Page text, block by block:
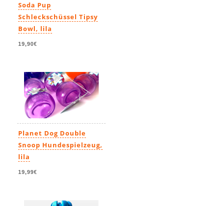
Soda Pup
Schleckschüssel Tipsy
Bowl, lila
19,90€
Planet Dog Double
Snoop Hundespielzeug,
lila
19,99€